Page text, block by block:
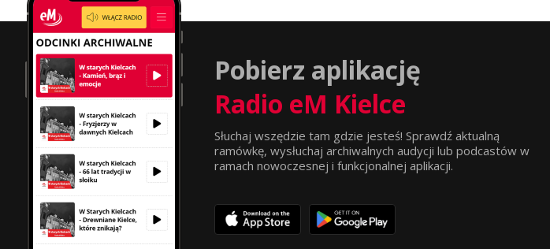
Pobierz aplikację
Radio eM Kielce
Słuchaj wszędzie tam gdzie jesteś! Sprawdź aktualną
ramówkę, wysłuchaj archiwalnych audycji lub podcastów w
ramach nowoczesnej i funkcjonalnej aplikacji.